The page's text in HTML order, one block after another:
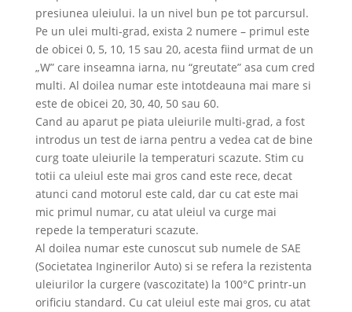
presiunea uleiului. la un nivel bun pe tot parcursul.
Pe un ulei multi-grad, exista 2 numere – primul este
de obicei 0, 5, 10, 15 sau 20, acesta fiind urmat de un
„W” care inseamna iarna, nu “greutate” asa cum cred
multi. Al doilea numar este intotdeauna mai mare si
este de obicei 20, 30, 40, 50 sau 60.
Cand au aparut pe piata uleiurile multi-grad, a fost
introdus un test de iarna pentru a vedea cat de bine
curg toate uleiurile la temperaturi scazute. Stim cu
totii ca uleiul este mai gros cand este rece, decat
atunci cand motorul este cald, dar cu cat este mai
mic primul numar, cu atat uleiul va curge mai
repede la temperaturi scazute.
Al doilea numar este cunoscut sub numele de SAE
(Societatea Inginerilor Auto) si se refera la rezistenta
uleiurilor la curgere (vascozitate) la 100°C printr-un
orificiu standard. Cu cat uleiul este mai gros, cu atat